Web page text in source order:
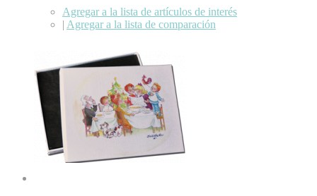
Agregar a la lista de artículos de interés
| Agregar a la lista de comparación